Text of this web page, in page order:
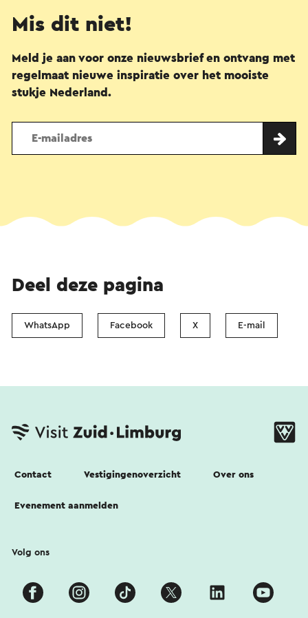
Mis dit niet!
Meld je aan voor onze nieuwsbrief en ontvang met
regelmaat nieuwe inspiratie over het mooiste
stukje Nederland.
Deel deze pagina
WhatsApp Facebook X E-mail
Contact Vestigingenoverzicht Over ons
Evenement aanmelden
Volg ons